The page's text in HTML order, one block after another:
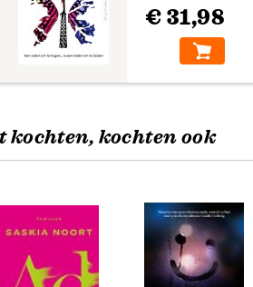
€ 31,98
kochten, kochten ook